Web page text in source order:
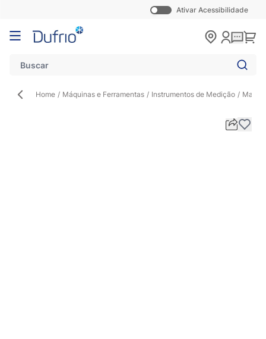
Ativar Acessibilidade
Pular para o conteúdo
Home / Máquinas e Ferramentas / Instrumentos de Medição /